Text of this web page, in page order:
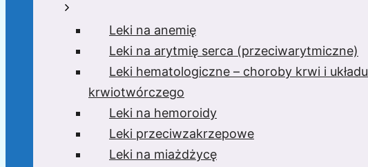
Leki na anemię
Leki na arytmię serca (przeciwarytmiczne)
Leki hematologiczne – choroby krwi i układu
krwiotwórczego
Leki na hemoroidy
Leki przeciwzakrzepowe
Leki na miażdżycę